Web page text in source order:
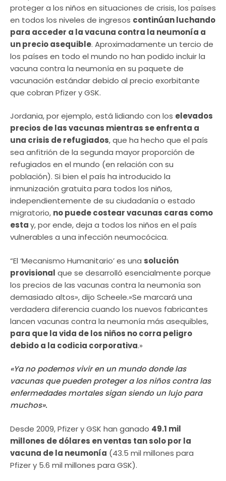
proteger a los niños en situaciones de crisis, los países
en todos los niveles de ingresos continúan luchando
para acceder a la vacuna contra la neumonía a
un precio asequible. Aproximadamente un tercio de
los países en todo el mundo no han podido incluir la
vacuna contra la neumonía en su paquete de
vacunación estándar debido al precio exorbitante
que cobran Pfizer y GSK.
Jordania, por ejemplo, está lidiando con los elevados
precios de las vacunas mientras se enfrenta a
una crisis de refugiados, que ha hecho que el país
sea anfitrión de la segunda mayor proporción de
refugiados en el mundo (en relación con su
población). Si bien el país ha introducido la
inmunización gratuita para todos los niños,
independientemente de su ciudadanía o estado
migratorio, no puede costear vacunas caras como
estay, por ende, deja a todos los niños en el país
vulnerables a una infección neumocócica.
“El ‘Mecanismo Humanitario’ es una solución
provisional que se desarrolló esencialmente porque
los precios de las vacunas contra la neumonía son
demasiado altos», dijo Scheele.»Se marcará una
verdadera diferencia cuando los nuevos fabricantes
lancen vacunas contra la neumonía más asequibles,
para que la vida de los niños no corra peligro
debido a la codicia corporativa.»
«Ya no podemos vivir en un mundo donde las
vacunas que pueden proteger a los niños contra las
enfermedades mortales sigan siendo un lujo para
muchos».
Desde 2009, Pfizer y GSK han ganado 49.1 mil
millones de dólares en ventas tan solo por la
vacuna de la neumonía (43.5 mil millones para
Pfizer y 5.6 mil millones para GSK).